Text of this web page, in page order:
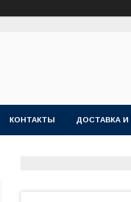
КОНТАКТЫ ДОСТАВКА И